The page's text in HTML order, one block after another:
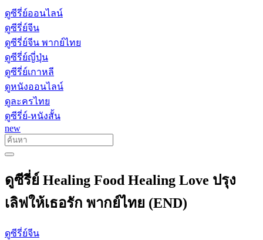
ดูซีรี่ย์ออนไลน์
ดูซีรี่ย์จีน
ดูซีรี่ย์จีน พากย์ไทย
ดูซีรี่ย์ญี่ปุ่น
ดูซีรี่ย์เกาหลี
ดูหนังออนไลน์
ดูละครไทย
ดูซีรี่ย์-หนังสั้น
new
ดูซีรี่ย์ Healing Food Healing Love ปรุง
เลิฟให้เธอรัก พากย์ไทย (END)
ดูซีรี่ย์จีน